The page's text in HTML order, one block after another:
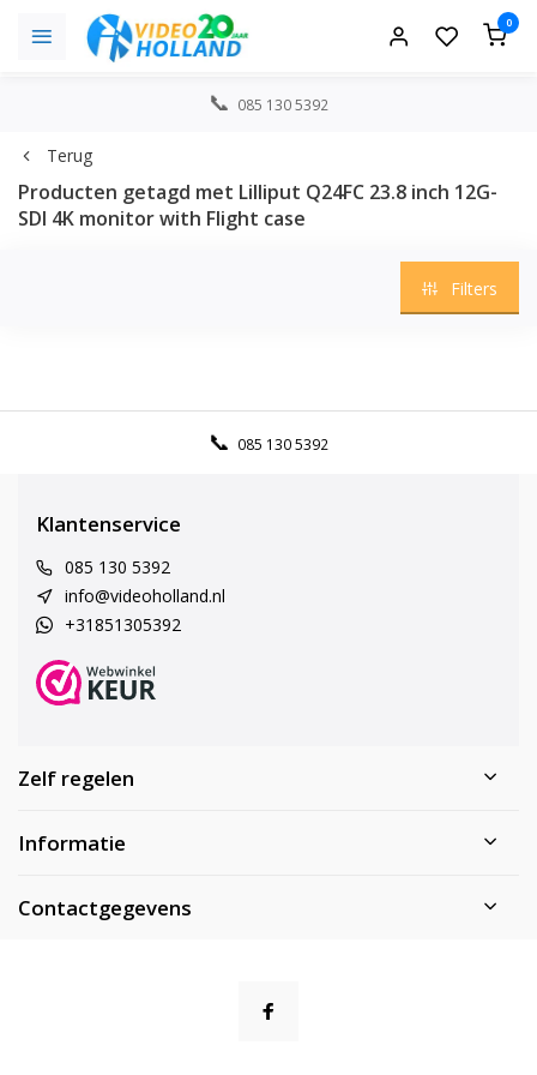
0
085 130 5392
Terug
Producten getagd met Lilliput Q24FC 23.8 inch 12G-
SDI 4K monitor with Flight case
Filters
085 130 5392
Klantenservice
085 130 5392
info@videoholland.nl
+31851305392
Zelf regelen
Informatie
Contactgegevens